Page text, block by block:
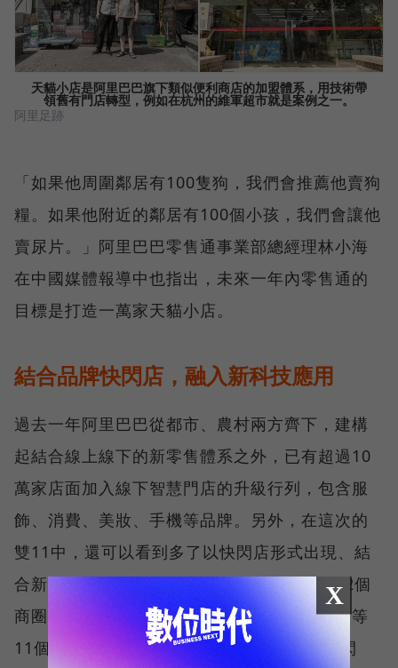
天貓小店是阿里巴巴旗下類似便利商店的加盟體系，用技術帶
領舊有門店轉型，例如在杭州的維軍超市就是案例之一。
阿里足跡
「如果他周圍鄰居有100隻狗，我們會推薦他賣狗
糧。如果他附近的鄰居有100個小孩，我們會讓他
賣尿片。」阿里巴巴零售通事業部總經理林小海
在中國媒體報導中也指出，未來一年內零售通的
目標是打造一萬家天貓小店。
結合品牌快閃店，融入新科技應用
過去一年阿里巴巴從都市、農村兩方齊下，建構
起結合線上線下的新零售體系之外，已有超過10
萬家店面加入線下智慧門店的升級行列，包含服
飾、消費、美妝、手機等品牌。另外，在這次的
雙11中，還可以看到多了以快閃店形式出現、結
合新科技應用的新零售樣貌如阿里巴巴就與52個
商圈合作，在北京、上海、杭州、廣州、南京等
11個城市，打造60家結合科技元素的品牌快閃
X